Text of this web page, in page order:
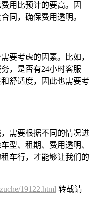
用比预计的要高。因
同，确保费用透明。
要考虑的因素。比如，
，是否有24小时客服
舒适度，因此也需要考
需要根据不同的情况进
型、租期、费用透明、
车行，才能够让我们的
19122.html 转载请